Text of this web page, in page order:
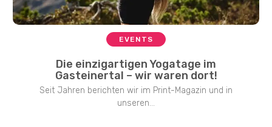
EVENTS
Die einzigartigen Yogatage im
Gasteinertal – wir waren dort!
Seit Jahren berichten wir im Print-Magazin und in
unseren...